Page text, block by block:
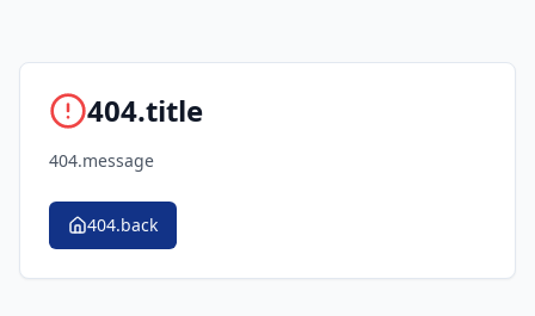
404.title
404.message
404.back